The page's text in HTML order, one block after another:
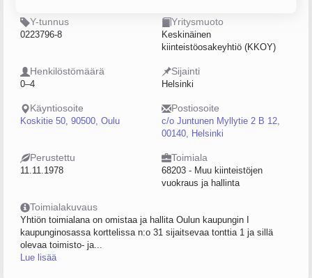
Y-tunnus
0223796-8
Yritysmuoto
Keskinäinen
kiinteistöosakeyhtiö (KKOY)
Henkilöstömäärä
0–4
Sijainti
Helsinki
Käyntiosoite
Koskitie 50, 90500, Oulu
Postiosoite
c/o Juntunen Myllytie 2 B 12,
00140, Helsinki
Perustettu
11.11.1978
Toimiala
68203 - Muu kiinteistöjen
vuokraus ja hallinta
Toimialakuvaus
Yhtiön toimialana on omistaa ja hallita Oulun kaupungin I
kaupunginosassa korttelissa n:o 31 sijaitsevaa tonttia 1 ja sillä
olevaa toimisto- ja...
Lue lisää